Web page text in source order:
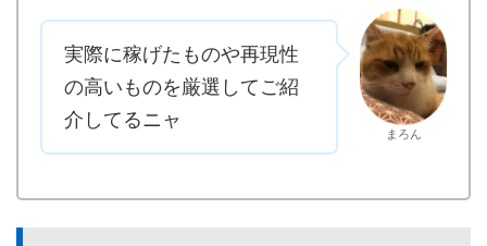
実際に稼げたものや再現性
の高いものを厳選してご紹
介してるニャ
まろん